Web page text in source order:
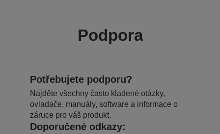
Podpora
Potřebujete podporu?
Najděte všechny často kladené otázky,
ovladače, manuály, software a informace o
záruce pro váš produkt.
Doporučené odkazy: